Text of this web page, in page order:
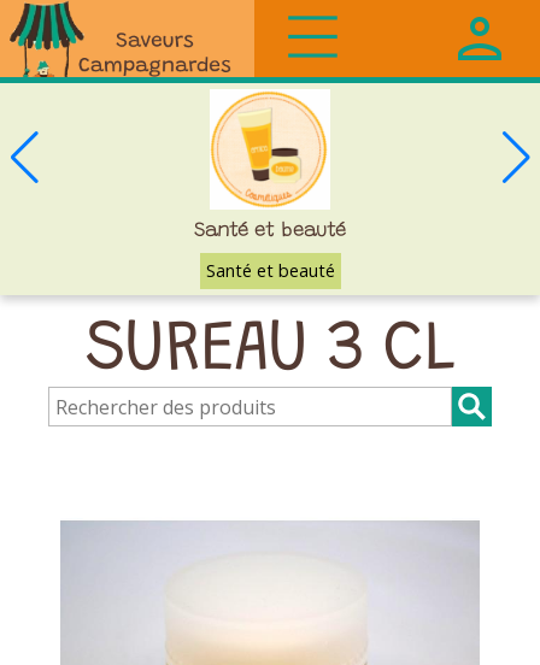
Saveurs
Campagnardes
Santé et beauté
Santé et beauté
SUREAU 3 CL